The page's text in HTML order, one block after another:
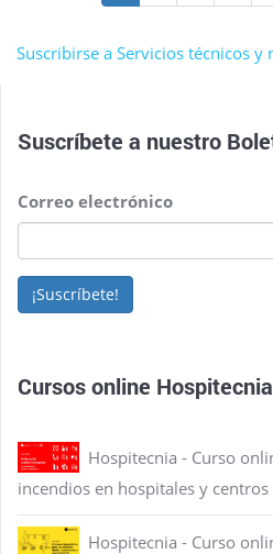
actual
Suscribirse a Servicios técnicos
Suscríbete a nuestro
Correo electrónico
¡Suscríbete!
Cursos online Hospitecnia
Hospitecnia - Curso
incendios en hospitales y
Hospitecnia - Curso